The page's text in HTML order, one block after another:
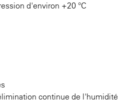
d'environ +20 °C
continue de l'humidité